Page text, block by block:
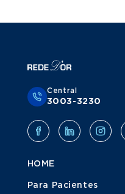
Central
3003-3230
HOME
Para Pacientes